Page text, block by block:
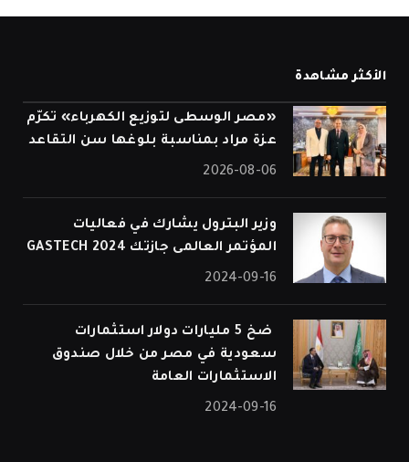
الأكثر مشاهدة
«مصر الوسطى لتوزيع الكهرباء» تكرّم
عزة مراد بمناسبة بلوغها سن التقاعد
2026-08-06
وزير البترول يشارك في فعاليات
المؤتمر العالمى جازتك 2024 GASTECH
2024-09-16
⁠ ضخ 5 مليارات دولار استثمارات
سعودية في مصر من خلال صندوق
الاستثمارات العامة
2024-09-16